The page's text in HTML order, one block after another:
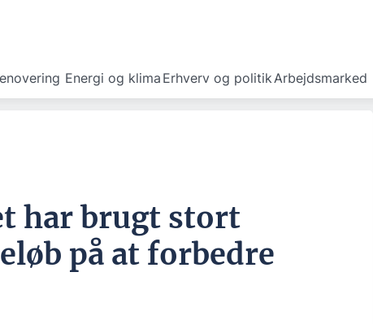
Energi og klima Erhverv og politikArbejdsmarked
har brugt stort
på at forbedre